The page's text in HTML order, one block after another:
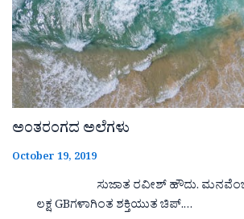
ಅಂತರಂಗದ ಅಲೆಗಳು
October 19, 2019
ಸುಜಾತ ರವೀಶ್ ಹೌದು.
ಲಕ್ಷ GBಗಳಾಗಿಂತ ಶಕ್ತಿಯುತ ಚಿಪ್.…